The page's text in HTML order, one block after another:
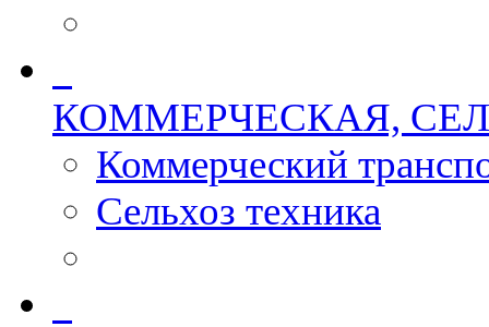
КОММЕРЧЕСКАЯ,
Коммерческий
Сельхоз техника